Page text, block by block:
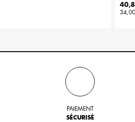
Prix
PAIEMENT
SÉCURISÉ